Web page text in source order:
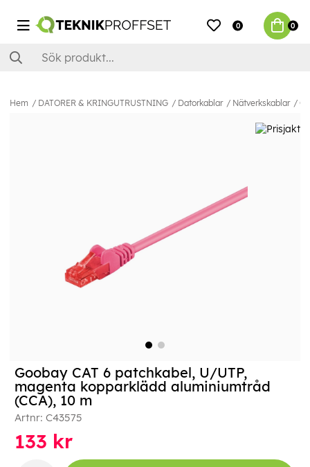
0 0
Hem DATORER & KRINGUTRUSTNING Datorkablar Nätverkskablar
Goobay CAT 6 patchkabel, U/UTP,
magenta kopparklädd aluminiumtråd
(CCA), 10 m
Artnr: C43575
133 kr